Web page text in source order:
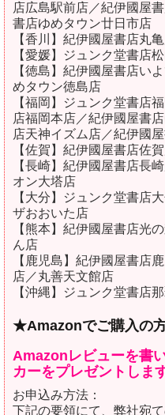
店広島駅前店／紀伊國屋
書店ゆめタウン廿日市店
【香川】紀伊國屋書店丸
【愛媛】ジュンク堂書店
【徳島】紀伊國屋書店い
めタウン徳島店
【福岡】ジュンク堂書店
店福岡本店／紀伊國屋書
店天神イズム店／紀伊國
【佐賀】紀伊國屋書店佐
【長崎】紀伊國屋書店長
オン大塔店
【大分】ジュンク堂書店
ザおおいた店
【熊本】紀伊國屋書店光
ん店
【鹿児島】紀伊國屋書店
店／丸善天文館店
【沖縄】ジュンク堂書店
★Amazonでご購入の
Amazonレビューを書
カーをプレゼントしま
お申込み方法：
下記の要領にて、弊社宛